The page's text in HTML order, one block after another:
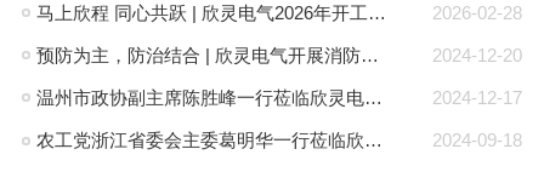
2026-02-28
马上欣程 同心共跃 | 欣灵电气2026年开工大吉！
2024-12-20
预防为主，防治结合 | 欣灵电气开展消防应急预案演练活动
2024-12-17
温州市政协副主席陈胜峰一行莅临欣灵电气调研指导
2024-09-18
农工党浙江省委会主委葛明华一行莅临欣灵电气考察调研